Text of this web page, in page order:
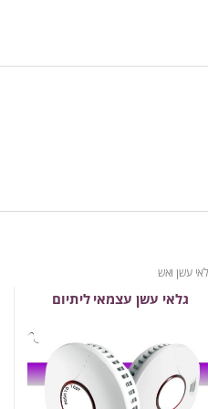
עשן ואש
גלאי עשן עצמאי ליתיום